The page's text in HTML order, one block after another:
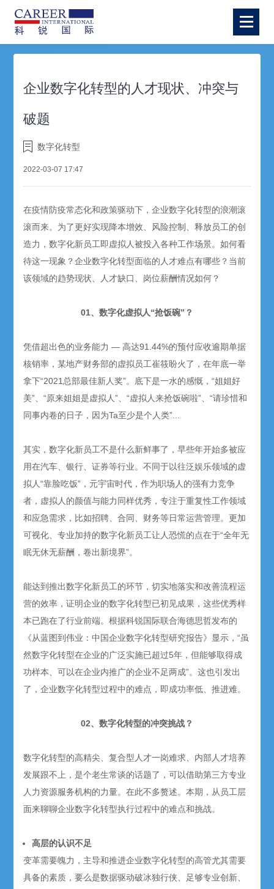
企业数字化转型的人才现状、冲突与
破题
数字化转型
2022-03-07 17:47
在疫情防疫常态化和政策驱动下，企业数字化转型的浪潮滚
滚而来。为了更好实现降本增效、风险控制、释放员工的创
造力，数字化新员工即虚拟人被投入各种工作场景。如何看
待这一现象？企业数字化转型面临的人才难点有哪些？当前
该领域的趋势现状、人才缺口、岗位薪酬情况如何？
01、数字化虚拟人“抢饭碗”？
凭借超出色的业务能力 — 高达91.44%的预付应收逾期单据
核销率，某地产财务部的虚拟员工崔筱盼火了，在年底一举
拿下“2021总部最佳新人奖”。底下是一水的感慨，“姐姐好
美”、“原来姐姐是虚拟人”、“虚拟人来抢饭碗啦”、“请珍惜和
同事内卷的日子，因为Ta至少是个人类”...
其实，数字化新员工不是什么新鲜事了，早些年开始多被应
用在汽车、银行、证券等行业。不同于以往泛娱乐领域的虚
拟人“靠脸吃饭”，元宇宙时代，作为职场人的强有力竞争
者，虚拟人的颜值与能力同样优秀，专注于重复性工作领域
和应急需求，比如招聘、合同、财务等日常运营管理。更加
可视化、专业加持的数字化新员工让人恐慌的点在于“全年无
眠无休无薪酬，卷出新境界”。
能达到推出数字化新员工的环节，切实地落实和改善流程运
营的效率，证明企业的数字化转型已初见成果，这些优秀样
本已跑在了行业前端。根据科锐国际联合海德思哲发布的
《从蓝图到伟业：中国企业数字化转型研究报告》显示，“虽
然数字化转型在企业的广泛实施已超过5年，但能够取得成
功样本、可以在企业内推广的企业不足两成”。这也引发出
了，企业数字化转型过程中的难点，即成功率低、推进难。
02、数字化转型的冲突挑战？
数字化转型的高精尖、复合型人才一岗难求、内部人才培养
发展跟不上，是个老生常谈的话题了，可以借助第三方专业
人力资源服务机构的力量。在此不多赘述。本期，从员工层
面来聊聊企业数字化转型执行过程中的难点和挑战。
高层的认识不足
变革需要魄力，主导和推进企业数字化转型的高管尤其需要
具备的素质，要么是数据驱动破冰独行侠、足够专业创新、